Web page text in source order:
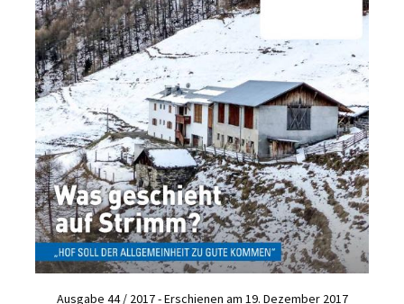
Ausgabe 44 / 2017 - Erschienen am 19. Dezember 2017